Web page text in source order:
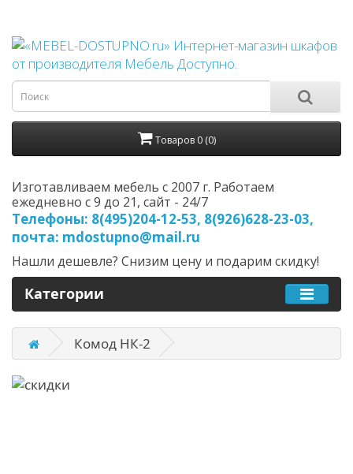
Товаров 0 (0)
Изготавливаем мебель с 2007 г. Работаем
ежедневно с 9 до 21, cайт - 24/7
Телефоны: 8(495)204-12-53, 8(926)628-23-03,
почта: mdostupno@mail.ru
Нашли дешевле? Снизим цену и подарим скидку!
Категории
Комод НК-2